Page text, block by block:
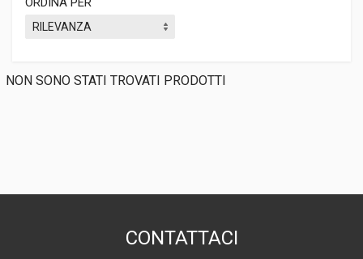
NON SONO STATI TROVATI PRODOTTI
CONTATTACI